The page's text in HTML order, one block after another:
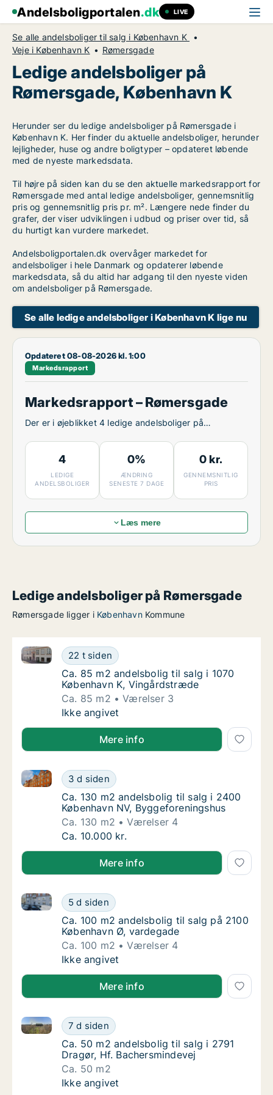
Andelsboligportalen.dk LIVE
Se alle andelsboliger til salg i København K
Veje i København K
Rømersgade
Ledige andelsboliger på
Rømersgade, København K
Herunder ser du ledige andelsboliger på Rømersgade i
København K. Her finder du aktuelle andelsboliger, herunder
lejligheder, huse og andre boligtyper – opdateret løbende
med de nyeste markedsdata.
Til højre på siden kan du se den aktuelle markedsrapport for
Rømersgade med antal ledige andelsboliger, gennemsnitlig
pris og gennemsnitlig pris pr. m². Længere nede finder du
grafer, der viser udviklingen i udbud og priser over tid, så
du hurtigt kan vurdere markedet.
Andelsboligportalen.dk overvåger markedet for
andelsboliger i hele Danmark og opdaterer løbende
markedsdata, så du altid har adgang til den nyeste viden
om andelsboliger på Rømersgade.
Se alle ledige andelsboliger i København K lige nu
Opdateret 08-08-2026 kl. 1:00
Markedsrapport
Markedsrapport – Rømersgade
Der er i øjeblikket 4 ledige andelsboliger på
4
LEDIGE
ANDELSBOLIGER
0%
ÆNDRING
SENESTE 7 DAGE
0 kr.
GENNEMSNITLIG
PRIS
Læs mere
Ledige andelsboliger på Rømersgade
Rømersgade ligger i KøbenhavnKommune
Ca. 85 m2 andelsbolig til salg i 1070
22 t siden
Ca. 85 m2 andelsbolig til salg i 1070 København K,
Ca. 85 m2 andelsbolig til salg i 1070
Ca. 85 m2 andelsbolig til salg i 1070
København K, Vingårdstræde
Ca. 85 m2
Værelser 3
Ca. 85 m2 andelsbolig til salg i 1070
Ikke angivet
Mere info
Ca. 130 m2 andelsbolig til salg i 2400
3 d siden
Ca. 130 m2 andelsbolig til salg i 2400 København
Ca. 130 m2 andelsbolig til salg i 2400
Ca. 130 m2 andelsbolig til salg i 2400
København NV, Byggeforeningshus
Ca. 130 m2
Værelser 4
Ca. 130 m2 andelsbolig til salg i 2400
Ca. 10.000 kr.
Mere info
Ca. 100 m2 andelsbolig til salg på 2100
5 d siden
Ca. 100 m2 andelsbolig til salg på 2100 København
Ca. 100 m2 andelsbolig til salg på 2100
Ca. 100 m2 andelsbolig til salg på 2100
København Ø, vardegade
Ca. 100 m2
Værelser 4
Ca. 100 m2 andelsbolig til salg på 2100
Ikke angivet
Mere info
Ca. 50 m2 andelsbolig til salg i 2791
7 d siden
Ca. 50 m2 andelsbolig til salg i 2791 Dragør, Hf.
Ca. 50 m2 andelsbolig til salg i 2791
Ca. 50 m2 andelsbolig til salg i 2791
Dragør, Hf. Bachersmindevej
Ca. 50 m2
Ca. 50 m2 andelsbolig til salg i 2791
Ikke angivet